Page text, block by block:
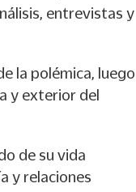
entrevistas y
la polémica, luego
y exterior del
de su vida
y relaciones